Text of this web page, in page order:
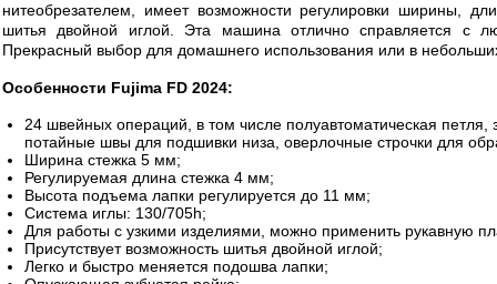
нитеобрезателем, имеет возможности регулировки ширины,
шитья двойной иглой. Эта машина отлично справляется с
Прекрасный выбор для домашнего использования или в
Особенности Fujima FD 2024:
24 швейных операций, в том числе полуавтоматическая петля,
потайные швы для подшивки низа, оверлочные строчки для
Ширина стежка 5 мм;
Регулируемая длина стежка 4 мм;
Высота подъема лапки регулируется до 11 мм;
Система иглы: 130/705h;
Для работы с узкими изделиями, можно применить рукавную
Присутствует возможность шитья двойной иглой;
Легко и быстро меняется подошва лапки;